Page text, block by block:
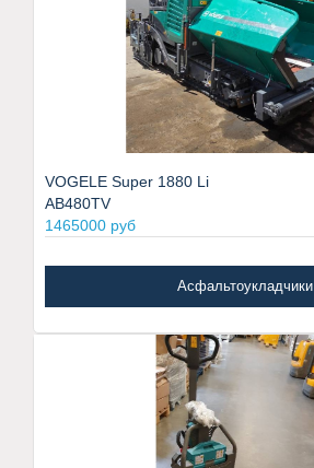
VOGELE Super 1880 Li
AB480TV
1465000 руб
Асфальтоукладчики